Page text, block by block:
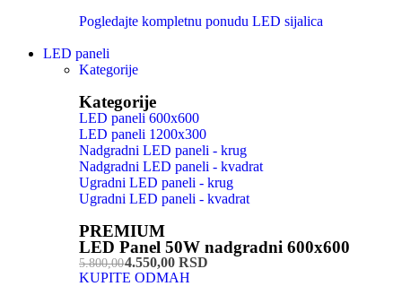
Pogledajte kompletnu ponudu LED sijalica
LED paneli
Kategorije
Kategorije
LED paneli 600x600
LED paneli 1200x300
Nadgradni LED paneli - krug
Nadgradni LED paneli - kvadrat
Ugradni LED paneli - krug
Ugradni LED paneli - kvadrat
PREMIUM
LED Panel 50W nadgradni 600x600
5.800,004.550,00 RSD
KUPITE ODMAH